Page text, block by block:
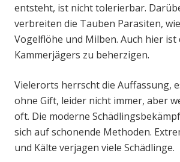
entsteht, ist nicht tolerierbar.
verbreiten die Tauben Parasiten,
Vogelflöhe und Milben. Auch hier ist
Kammerjägers zu beherzigen.
Vielerorts herrscht die Auffassung,
ohne Gift, leider nicht immer, aber
oft. Die moderne
sich auf schonende Methoden.
und Kälte verjagen viele Schädlinge.